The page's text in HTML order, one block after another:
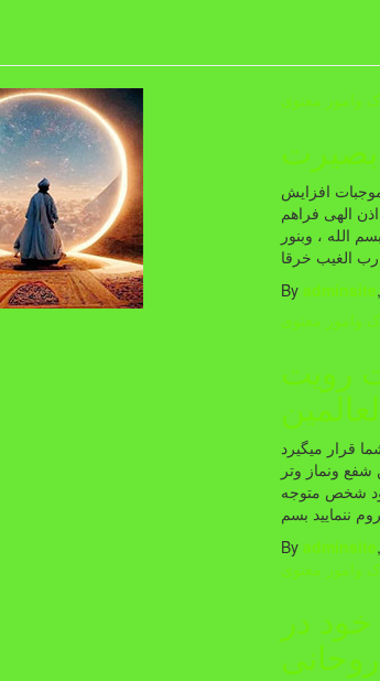
وامور معنوی
بصیرت
افزایش
الهی فراهم
الله ، وبنور
By adminsite,
وامور معنوی
رویت
قرار میگیرد
شفع ونماز وتر
خود شخص متوجه
ننمایید بسم
By adminsite,
وامور معنوی
در